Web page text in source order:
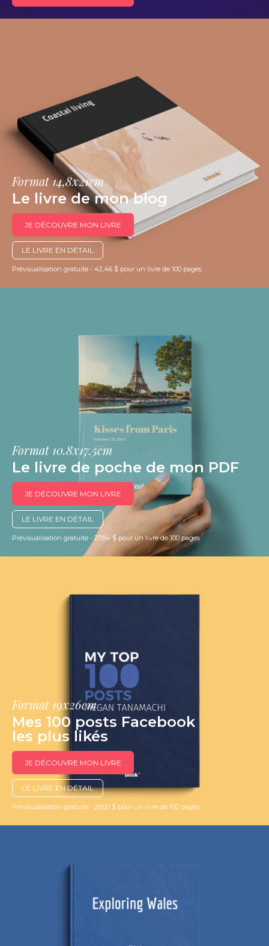
Format 14,8x21cm
Le livre de mon blog
JE DÉCOUVRE MON LIVRE
LE LIVRE EN DÉTAIL
Prévisualisation gratuite - 42,46 $ pour un livre de 100 pages
Format 10.8x17.5cm
Le livre de poche de mon PDF
JE DÉCOUVRE MON LIVRE
LE LIVRE EN DÉTAIL
Prévisualisation gratuite - 27,84 $ pour un livre de 100 pages
Format 19x26cm
Mes 100 posts Facebook
les plus likés
JE DÉCOUVRE MON LIVRE
LE LIVRE EN DÉTAIL
Prévisualisation gratuite - 29,00 $ pour un livre de 100 pages